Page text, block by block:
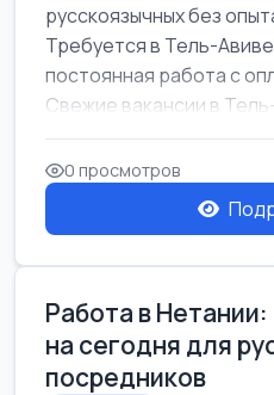
русскоязычных без
Требуется в Тель-
постоянная работа с
Свежие вакансии в
женщин от хозя...
0 просмотров
Работа в
на сегодня для
посредников